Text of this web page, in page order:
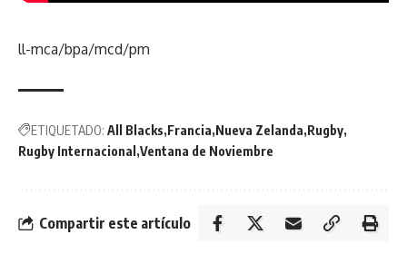
ll-mca/bpa/mcd/pm
ETIQUETADO: All Blacks Francia Nueva Zelanda Rugby
Rugby Internacional Ventana de Noviembre
Compartir este artículo